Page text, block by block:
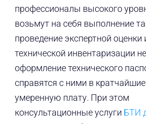
профессионалы высокого
возьмут на себя выполнение
проведение экспертной оценки
технической инвентаризации
оформление технического
справятся с ними в
умеренную плату. При этом
консультационные услуги БТИ